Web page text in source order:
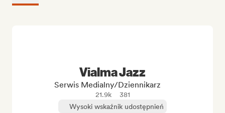
Vialma Jazz
Serwis Medialny/Dziennikarz
21.9k
381
Wysoki wskaźnik udostępnień